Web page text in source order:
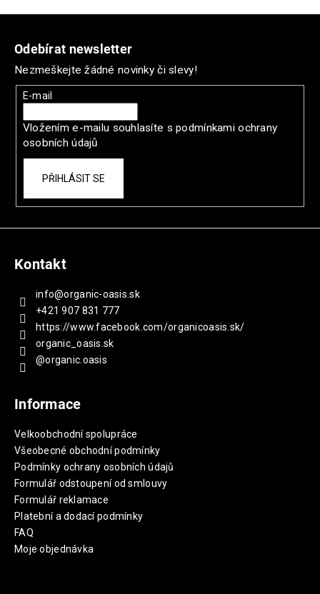
Odebírat newsletter
Nezmeškejte žádné novinky či slevy!
E-mail
Vložením e-mailu souhlasíte spodmínkami ochrany
osobních údajů
PŘIHLÁSIT SE
Kontakt
info@organic-oasis.sk
+421 907 831 777
https://www.facebook.com/organicoasis.sk/
organic_oasis.sk
@organic.oasis
Informace
Velkoobchodní spolupráce
Všeobecné obchodní podmínky
Podmínky ochrany osobních údajů
Formulář odstoupení od smlouvy
Formulář reklamace
Platební a dodací podmínky
FAQ
Moje objednávka